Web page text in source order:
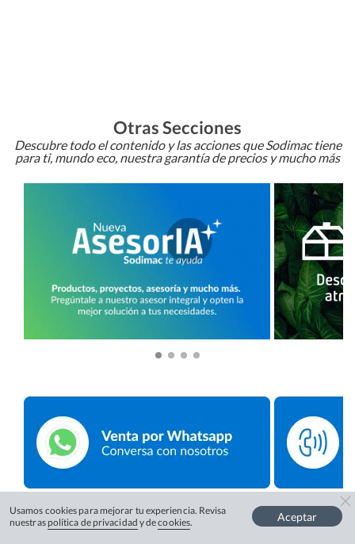
Otras Secciones
Descubre todo el contenido y las acciones que Sodimac tiene
para ti, mundo eco, nuestra garantía de precios y mucho más
Usamos cookies para mejorar tu experiencia. Revisa
nuestras política de privacidad y decookies. Aceptar